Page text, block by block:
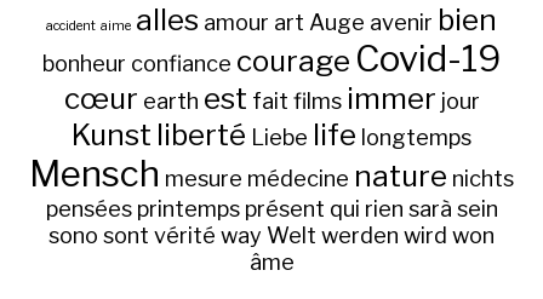
accident aime alles amour art Auge avenir bien
bonheur confiance courage Covid-19
cœur earth est fait films immer jour
Kunst liberté Liebe life longtemps
Mensch mesure médecine nature nichts
pensées printemps présent qui rien sarà sein
sono sont vérité way Welt werden wird won
âme